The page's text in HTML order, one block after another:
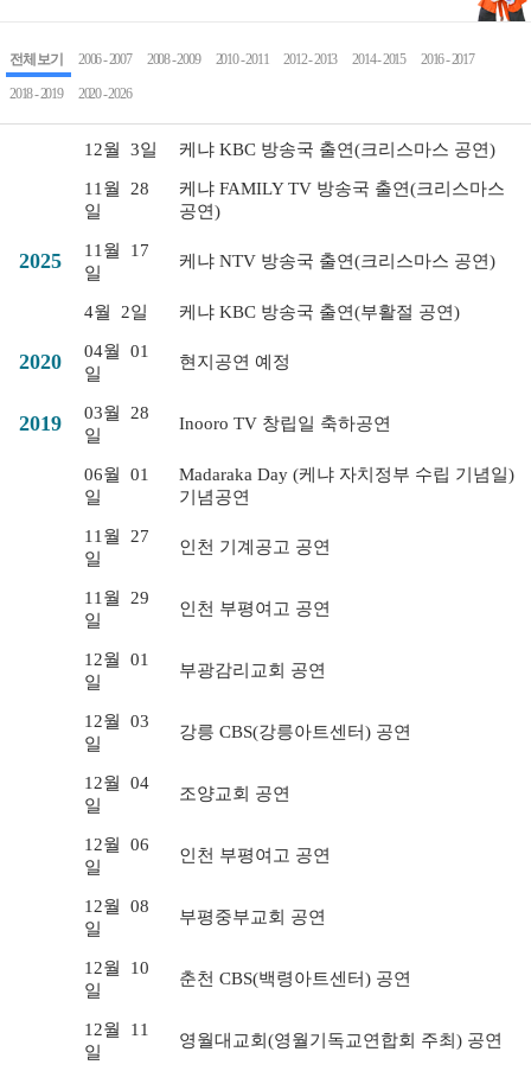
전체 보기 2006 - 2007 2008 - 2009 2010 - 2011 2012 - 2013 2014 - 2015 2016 - 2017
2018 - 2019 2020 - 2026
12월 3일 케냐 KBC 방송국 출연(크리스마스 공연)
11월
28
일
케냐 FAMILY TV 방송국 출연(크리스마스
공연)
2025 11월
17
일
케냐 NTV 방송국 출연(크리스마스 공연)
4월 2일 케냐 KBC 방송국 출연(부활절 공연)
2020 04월
01
일
현지공연 예정
2019 03월
28
일
Inooro TV 창립일 축하공연
06월
01
일
Madaraka Day (케냐 자치정부 수립 기념일)
기념공연
11월
27
일
인천 기계공고 공연
11월
29
일
인천 부평여고 공연
12월
01
일
부광감리교회 공연
12월
03
일
강릉 CBS(강릉아트센터) 공연
12월
04
일
조양교회 공연
12월
06
일
인천 부평여고 공연
12월
08
일
부평중부교회 공연
12월
10
일
춘천 CBS(백령아트센터) 공연
12월
11
일
영월대교회(영월기독교연합회 주최) 공연